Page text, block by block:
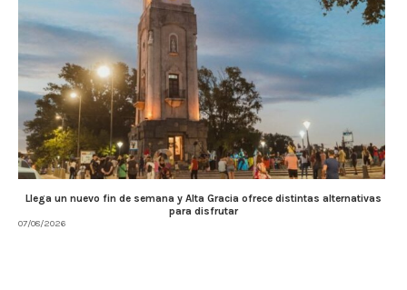
Llega un nuevo fin de semana y Alta Gracia ofrece distintas alternativas
para disfrutar
07/08/2026